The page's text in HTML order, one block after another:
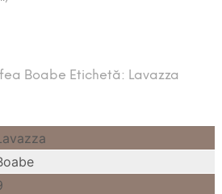
Boabe Etichetă: Lavazza